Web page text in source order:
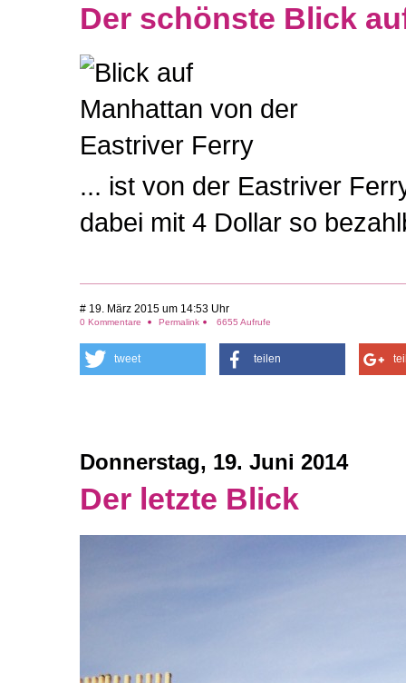
Der schönste Blick
... ist von der Eastriver
dabei mit 4 Dollar so
# 19. März 2015 um 14:53 Uhr
0 Kommentare Permalink 6655 Aufrufe
tweet teilen
Donnerstag, 19. Juni 2014
Der letzte Blick